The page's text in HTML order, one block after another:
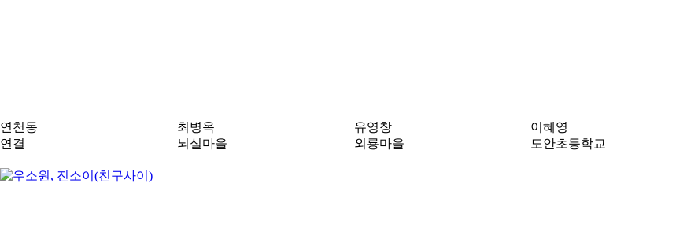
연천동
연결
최병옥
뇌실마을
유영창
외룡마을
이혜영
도안초등학교